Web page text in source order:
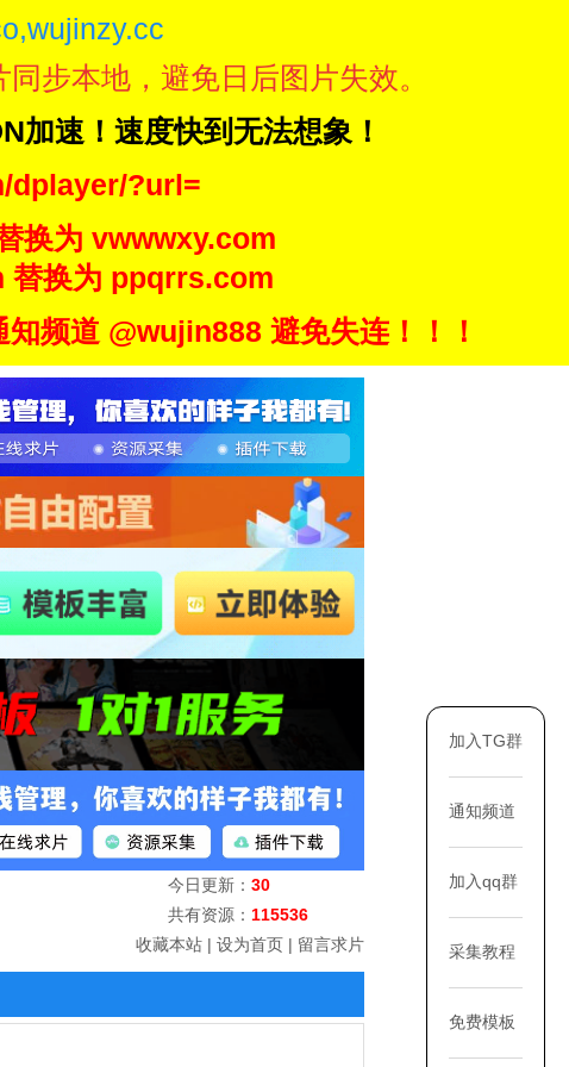
步本地，避免日后图片失效。
加速！速度快到无法想象！
dplayer/?url=
换为 vwwwxy.com
替换为 ppqrrs.com
频道 @wujin888 避免失连！！！
今日更新： 30
共有资源： 115536
收藏本站 | 设为首页 | 留言求片
加入TG群
通知频道
加入qq群
采集教程
免费模板